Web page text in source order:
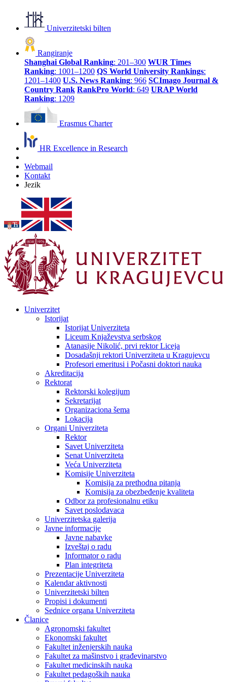
Univerzitetski bilten
Rangiranje
Shanghai Global Ranking: 201–300 WUR Times
Ranking: 1001–1200 QS World University Rankings:
1201–1400 U.S. News Ranking: 966 SCImago Journal &
Country Rank RankPro World: 649 URAP World
Ranking: 1209
Erasmus Charter
HR Excellence in Research
Webmail
Kontakt
Jezik
Univerzitet
Istorijat
Istorijat Univerziteta
Liceum Knjaževstva serbskog
Atanasije Nikolić, prvi rektor Liceja
Dosadašnji rektori Univerziteta u Kragujevcu
Profesori emeritusi i Počasni doktori nauka
Akreditacija
Rektorat
Rektorski kolegijum
Sekretarijat
Organizaciona šema
Lokacija
Organi Univerziteta
Rektor
Savet Univerziteta
Senat Univerziteta
Veća Univerziteta
Komisije Univerziteta
Komisija za prethodna pitanja
Komisija za obezbeđenje kvaliteta
Odbor za profesionalnu etiku
Savet poslodavaca
Univerzitetska galerija
Javne informacije
Javne nabavke
Izveštaj o radu
Informator o radu
Plan integriteta
Prezentacije Univerziteta
Kalendar aktivnosti
Univerzitetski bilten
Propisi i dokumenti
Sednice organa Univerziteta
Članice
Agronomski fakultet
Ekonomski fakultet
Fakultet inženjerskih nauka
Fakultet za mašinstvo i građevinarstvo
Fakultet medicinskih nauka
Fakultet pedagoških nauka